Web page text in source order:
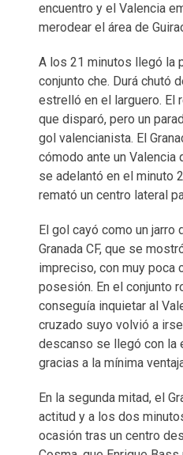
encuentro y el Valencia
merodear el área de
A los 21 minutos llegó la
conjunto che. Durá chutó
estrelló en el larguero. El
que disparó, pero un
gol valencianista. El
cómodo ante un
se adelantó en el minuto
remató un centro lateral
El gol cayó como un jarro
Granada CF, que se
impreciso, con muy poca
posesión. En el conjunto
conseguía inquietar al
cruzado suyo volvió a
descanso se llegó con la
gracias a la mínima
En la segunda mitad, el
actitud y a los dos
ocasión tras un centro